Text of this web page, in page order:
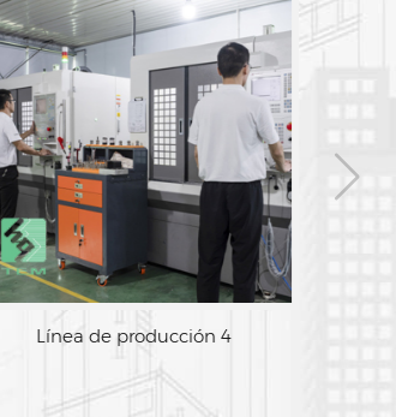
Línea de producción 4